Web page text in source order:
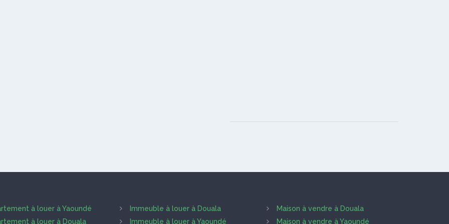
à louer à Yaoundé
à louer à Douala
Immeuble à louer à Douala
Immeuble à louer à Yaoundé
Maison à vendre à Douala
Maison à vendre à Yaoundé